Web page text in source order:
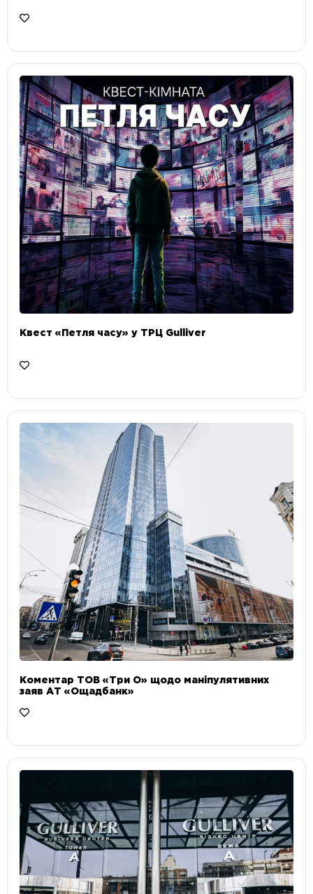
Квест «Петля часу» у ТРЦ Gulliver
Коментар ТОВ «Три О» щодо маніпулятивних
заяв АТ «Ощадбанк»